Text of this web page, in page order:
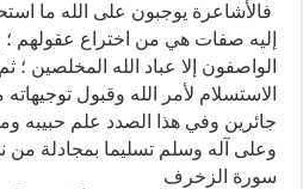
فالأشاعرة يوجبون على الله ما
إليه صفات هي من اختراع عقولهم ؛
الواصفون إلا عباد الله المخلصين ؛
الاستسلام لأمر الله وقبول
جائرين وفي هذا الصدد علم حبيبه
وعلى آله وسلم تسليما بمجادلة من
سورة الزخرف